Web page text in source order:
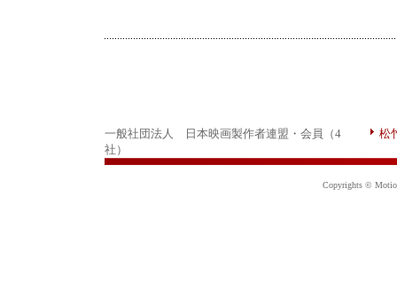
一般社団法人 日本映画製作者連盟・会員（4
社）
松
Copyrights ©